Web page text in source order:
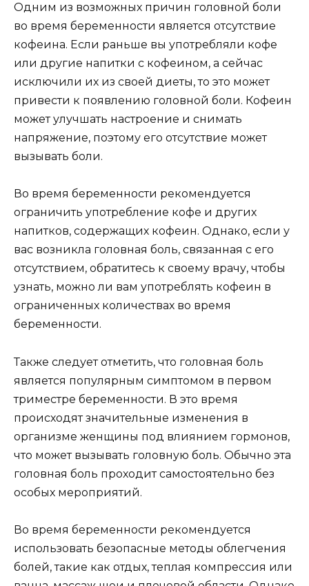
Одним из возможных причин головной боли
во время беременности является отсутствие
кофеина. Если раньше вы употребляли кофе
или другие напитки с кофеином, а сейчас
исключили их из своей диеты, то это может
привести к появлению головной боли. Кофеин
может улучшать настроение и снимать
напряжение, поэтому его отсутствие может
вызывать боли.
Во время беременности рекомендуется
ограничить употребление кофе и других
напитков, содержащих кофеин. Однако, если у
вас возникла головная боль, связанная с его
отсутствием, обратитесь к своему врачу, чтобы
узнать, можно ли вам употреблять кофеин в
ограниченных количествах во время
беременности.
Также следует отметить, что головная боль
является популярным симптомом в первом
триместре беременности. В это время
происходят значительные изменения в
организме женщины под влиянием гормонов,
что может вызывать головную боль. Обычно эта
головная боль проходит самостоятельно без
особых мероприятий.
Во время беременности рекомендуется
использовать безопасные методы облегчения
болей, такие как отдых, теплая компрессия или